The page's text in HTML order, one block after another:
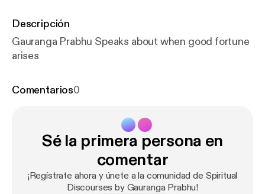
Descripción
Gauranga Prabhu Speaks about when good fortune
arises
Comentarios0
Sé la primera persona en
comentar
¡Regístrate ahora y únete a la comunidad de Spiritual
Discourses by Gauranga Prabhu!